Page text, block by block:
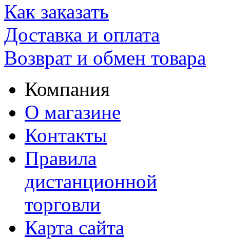
Как заказать
Доставка и оплата
Возврат и обмен товара
Компания
О магазине
Контакты
Правила
дистанционной
торговли
Карта сайта